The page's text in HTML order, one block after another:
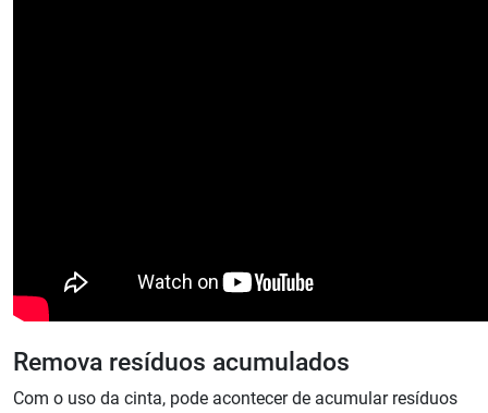
Remova resíduos acumulados
Com o uso da cinta, pode acontecer de acumular resíduos